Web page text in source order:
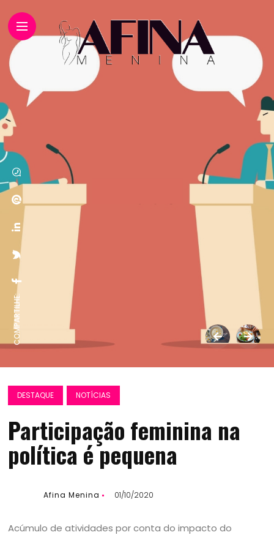
COMPARTILHE:
DESTAQUE NOTÍCIAS
Participação feminina na
política é pequena
Afina Menina 01/10/2020
Acúmulo de atividades por conta do impacto do